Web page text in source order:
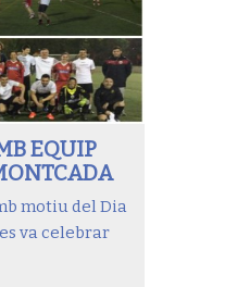
EQUIP
motiu del Dia
va celebrar